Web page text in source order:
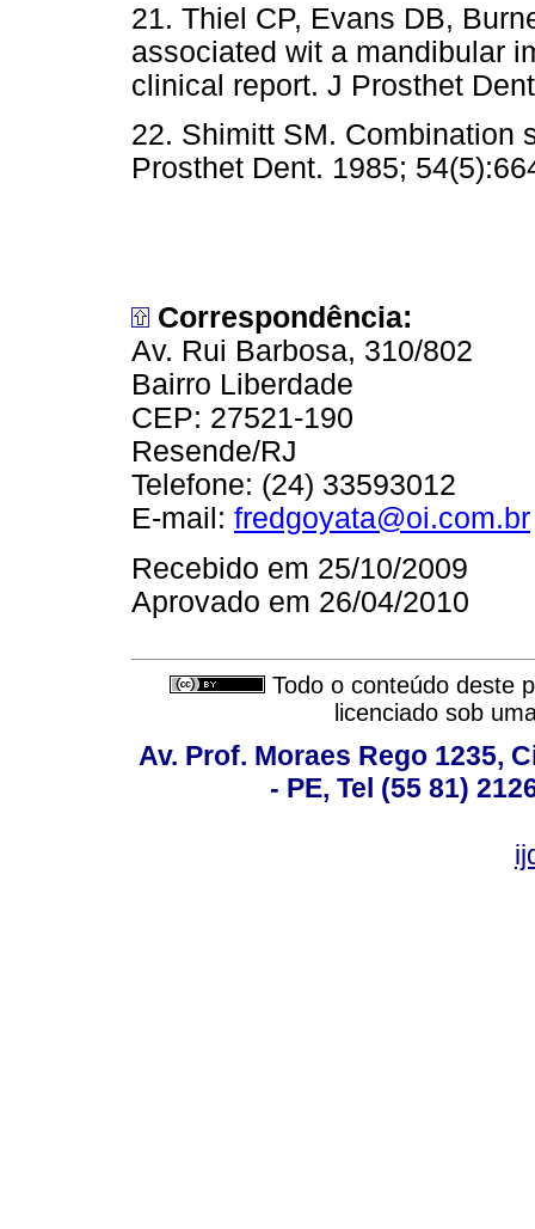
21. Thiel CP, Evans DB,
associated wit a mandibular
clinical report. J Prosthet
22. Shimitt SM. Combination
Prosthet Dent. 1985;
Correspondência:
Av. Rui Barbosa, 310/802
Bairro Liberdade
CEP: 27521-190
Resende/RJ
Telefone: (24) 33593012
E-mail: fredgoyata@oi.com.br
Recebido em 25/10/2009
Aprovado em 26/04/2010
Todo o conteúdo deste
licenciado sob
Av. Prof. Moraes Rego 1235,
- PE, Tel (55 81)